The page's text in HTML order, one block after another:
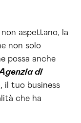
aspettano, la
non solo
possa anche
di
, il tuo business
che ha